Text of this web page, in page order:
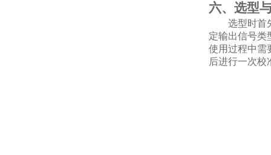
六、选型
选型时首
定输出信号类
使用过程中需
后进行一次校